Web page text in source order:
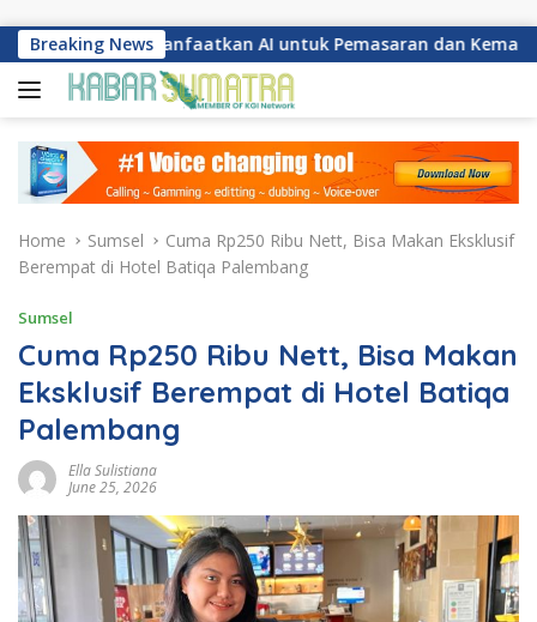
Breaking News
Manfaatkan AI untuk Pemasaran dan Kemasan Produk
Home Sumsel
Cuma Rp250 Ribu Nett, Bisa Makan Eksklusif
Berempat di Hotel Batiqa Palembang
Sumsel
Cuma Rp250 Ribu Nett, Bisa Makan
Eksklusif Berempat di Hotel Batiqa
Palembang
Ella Sulistiana
June 25, 2026